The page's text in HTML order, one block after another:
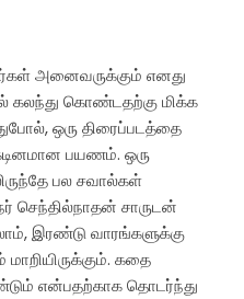
அனைவருக்கும் எனது
கலந்து கொண்டதற்கு மிக்க
ஒரு திரைப்படத்தை
பயணம். ஒரு
பல சவால்கள்
செந்தில்நாதன் சாருடன்
இரண்டு வாரங்களுக்கு
கதை
என்பதற்காக தொடர்ந்து